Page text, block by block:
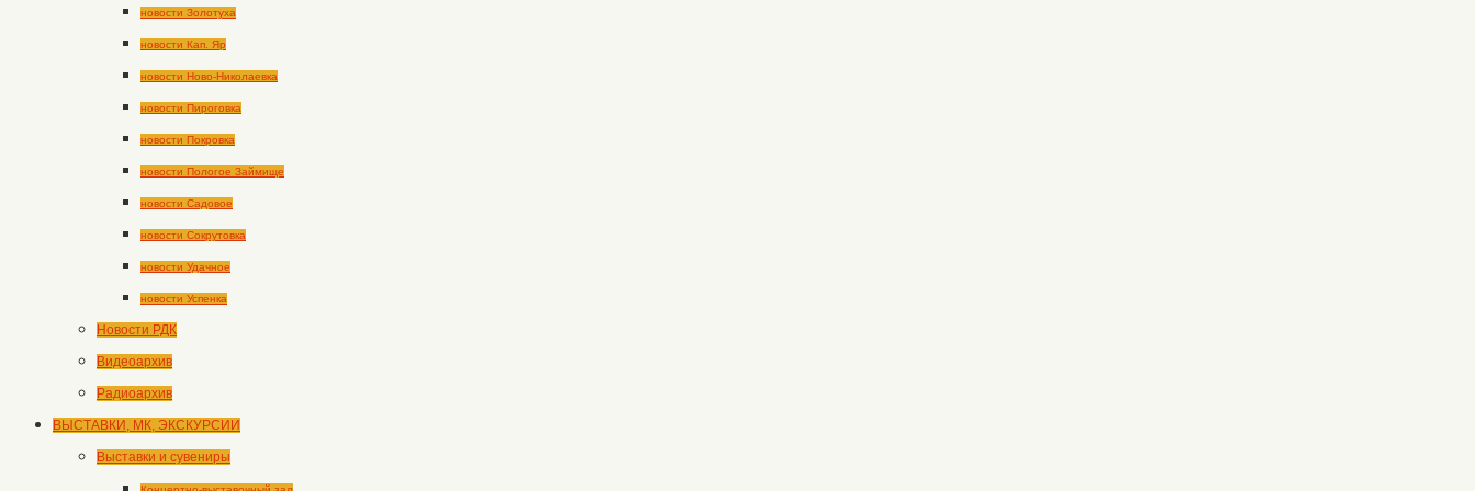
новости Золотуха
новости Кап. Яр
новости Ново-Николаевка
новости Пироговка
новости Покровка
новости Пологое Займище
новости Садовое
новости Сокрутовка
новости Удачное
новости Успенка
Новости РДК
Видеоархив
Радиоархив
ВЫСТАВКИ, МК, ЭКСКУРСИИ
Выставки и сувениры